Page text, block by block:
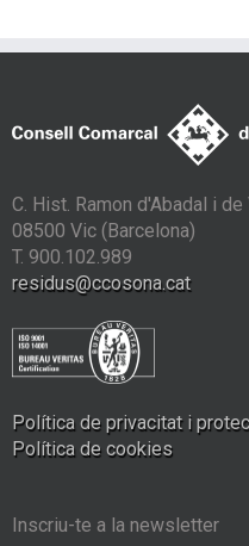
C. Hist. Ramon d'Abadal i
08500 Vic (Barcelona)
T. 900.102.989
residus@ccosona.cat
Política de privacitat i
Política de cookies
Inscriu-te a la newsletter